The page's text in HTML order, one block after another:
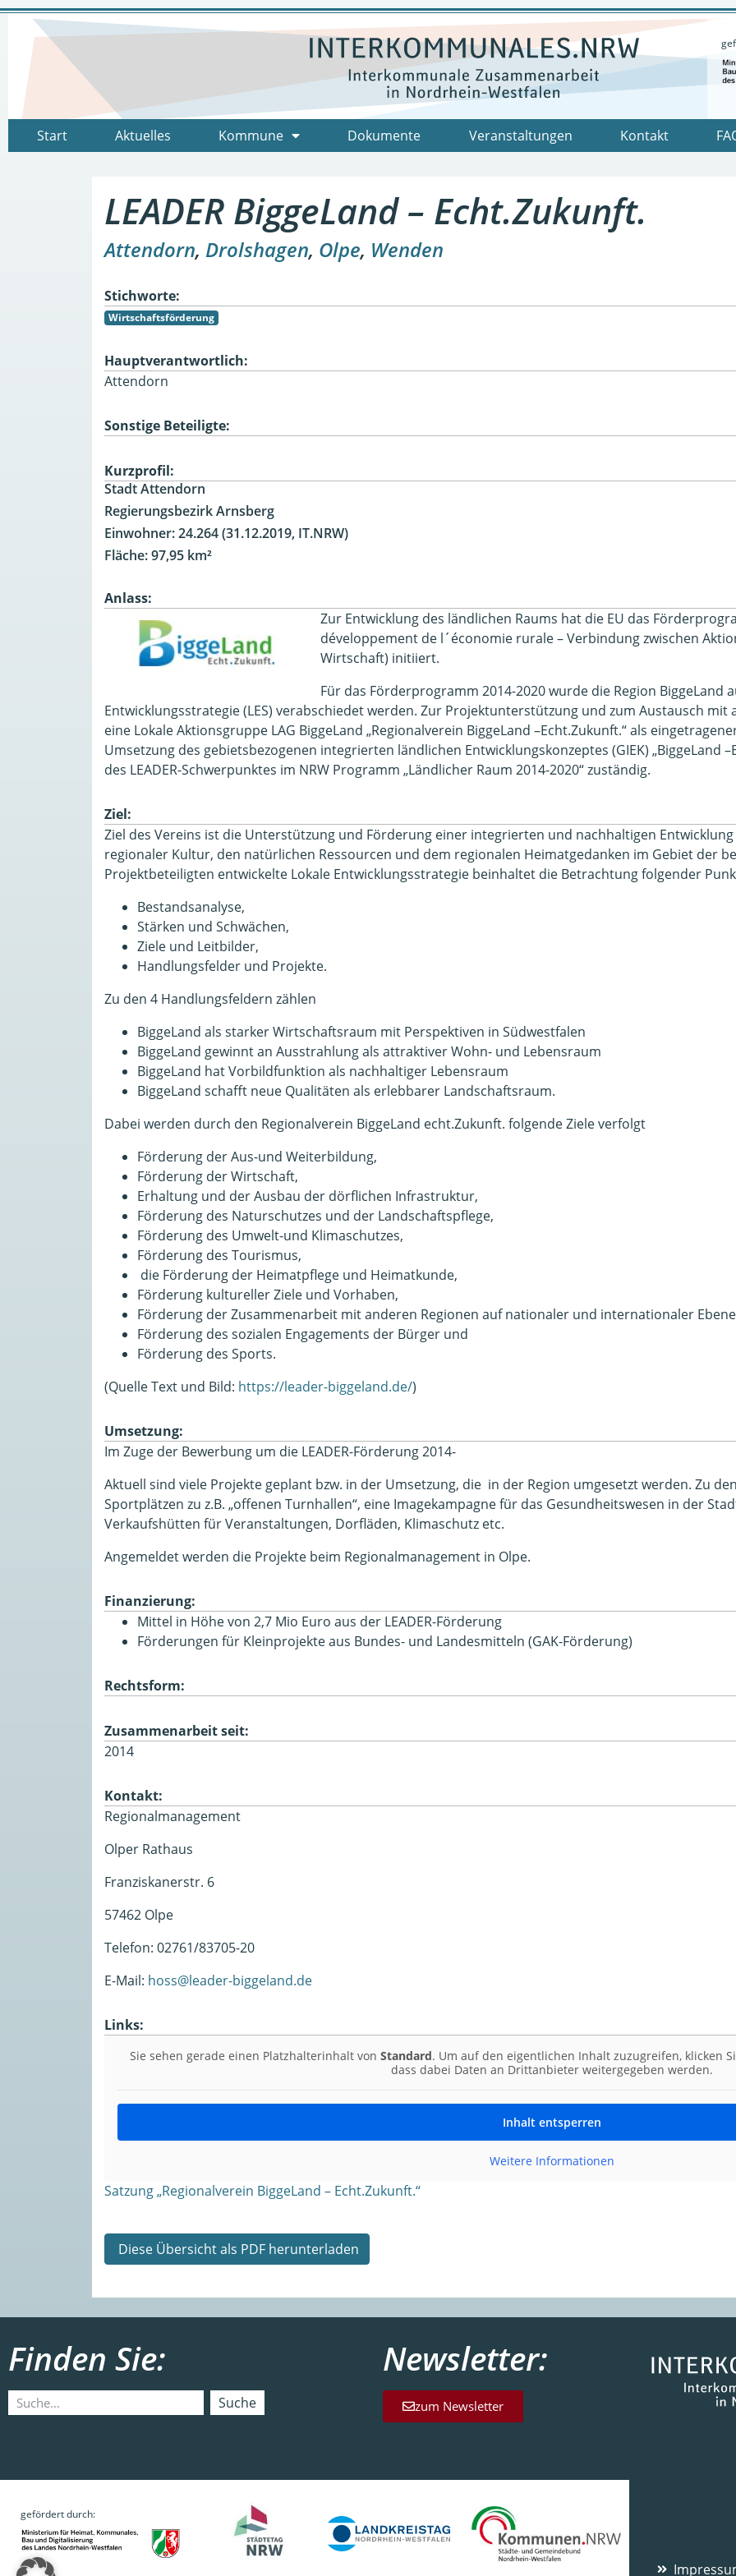
Start Aktuelles Kommune Dokumente Veranstaltungen Kontakt
LEADER BiggeLand – Echt.Zukunft.
Attendorn, Drolshagen, Olpe, Wenden
Stichworte:
Wirtschaftsförderung
Hauptverantwortlich:
Attendorn
Sonstige Beteiligte:
Kurzprofil:
Stadt Attendorn
Regierungsbezirk Arnsberg
Einwohner: 24.264 (31.12.2019, IT.NRW)
Fläche: 97,95 km²
Anlass:
Zur Entwicklung des ländlichen Raums hat die EU das
développement de l´économie rurale – Verbindung zwischen
Wirtschaft) initiiert.
Für das Förderprogramm 2014-2020 wurde die Region BiggeLand
Entwicklungsstrategie (LES) verabschiedet werden. Zur Projektunterstützung und zum Austausch mit
eine Lokale Aktionsgruppe LAG BiggeLand „Regionalverein BiggeLand –Echt.Zukunft.“ als
Umsetzung des gebietsbezogenen integrierten ländlichen Entwicklungskonzeptes (GIEK) „BiggeLand
des LEADER-Schwerpunktes im NRW Programm „Ländlicher Raum 2014-2020“ zuständig.
Ziel:
Ziel des Vereins ist die Unterstützung und Förderung einer integrierten und nachhaltigen
regionaler Kultur, den natürlichen Ressourcen und dem regionalen Heimatgedanken im Gebiet der
Projektbeteiligten entwickelte Lokale Entwicklungsstrategie beinhaltet die Betrachtung folgender
Bestandsanalyse,
Stärken und Schwächen,
Ziele und Leitbilder,
Handlungsfelder und Projekte.
Zu den 4 Handlungsfeldern zählen
BiggeLand als starker Wirtschaftsraum mit Perspektiven in Südwestfalen
BiggeLand gewinnt an Ausstrahlung als attraktiver Wohn- und Lebensraum
BiggeLand hat Vorbildfunktion als nachhaltiger Lebensraum
BiggeLand schafft neue Qualitäten als erlebbarer Landschaftsraum.
Dabei werden durch den Regionalverein BiggeLand echt.Zukunft. folgende Ziele verfolgt
Förderung der Aus-und Weiterbildung,
Förderung der Wirtschaft,
Erhaltung und der Ausbau der dörflichen Infrastruktur,
Förderung des Naturschutzes und der Landschaftspflege,
Förderung des Umwelt-und Klimaschutzes,
Förderung des Tourismus,
die Förderung der Heimatpflege und Heimatkunde,
Förderung kultureller Ziele und Vorhaben,
Förderung der Zusammenarbeit mit anderen Regionen auf nationaler und internationaler
Förderung des sozialen Engagements der Bürger und
Förderung des Sports.
(Quelle Text und Bild: https://leader-biggeland.de/)
Umsetzung:
Im Zuge der Bewerbung um die LEADER-Förderung 2014-
Aktuell sind viele Projekte geplant bzw. in der Umsetzung, die in der Region umgesetzt werden. Zu
Sportplätzen zu z.B. „offenen Turnhallen“, eine Imagekampagne für das Gesundheitswesen in der
Verkaufshütten für Veranstaltungen, Dorfläden, Klimaschutz etc.
Angemeldet werden die Projekte beim Regionalmanagement in Olpe.
Finanzierung:
Mittel in Höhe von 2,7 Mio Euro aus der LEADER-Förderung
Förderungen für Kleinprojekte aus Bundes- und Landesmitteln (GAK-Förderung)
Rechtsform:
Zusammenarbeit seit:
2014
Kontakt:
Regionalmanagement
Olper Rathaus
Franziskanerstr. 6
57462 Olpe
Telefon: 02761/83705-20
E-Mail: hoss@leader-biggeland.de
Links:
Sie sehen gerade einen Platzhalterinhalt von Standard. Um auf den eigentlichen Inhalt zuzugreifen, klicken
dass dabei Daten an Drittanbieter weitergegeben werden.
Inhalt entsperren
Weitere Informationen
Satzung „Regionalverein BiggeLand – Echt.Zukunft.“
Diese Übersicht als PDF herunterladen
Finden Sie:
Suche
Newsletter:
zum Newsletter
gefördert durch: